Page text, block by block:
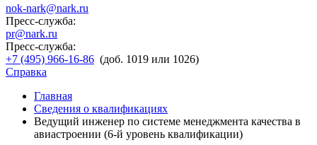
nok-nark@nark.ru
Пресс-служба:
pr@nark.ru
Пресс-служба:
+7 (495) 966-16-86 (доб. 1019 или 1026)
Справка
Главная
Сведения о квалификациях
Ведущий инженер по системе менеджмента качества в
авиастроении (6-й уровень квалификации)